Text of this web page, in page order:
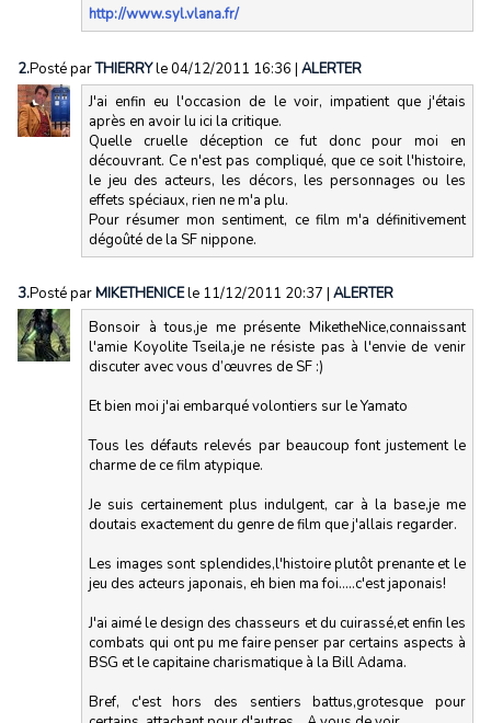
http://www.syl.vlana.fr/
2.Posté parTHIERRYle 04/12/2011 16:36 | ALERTER
J'ai enfin eu l'occasion de le voir, impatient que j'étais
après en avoir lu ici la critique.
Quelle cruelle déception ce fut donc pour moi en
découvrant. Ce n'est pas compliqué, que ce soit l'histoire,
le jeu des acteurs, les décors, les personnages ou les
effets spéciaux, rien ne m'a plu.
Pour résumer mon sentiment, ce film m'a définitivement
dégoûté de la SF nippone.
3.Posté parMIKETHENICEle 11/12/2011 20:37 | ALERTER
Bonsoir à tous,je me présente MiketheNice,connaissant
l'amie Koyolite Tseila,je ne résiste pas à l'envie de venir
discuter avec vous d’œuvres de SF :)
Et bien moi j'ai embarqué volontiers sur le Yamato
Tous les défauts relevés par beaucoup font justement le
charme de ce film atypique.
Je suis certainement plus indulgent, car à la base,je me
doutais exactement du genre de film que j'allais regarder.
Les images sont splendides,l'histoire plutôt prenante et le
jeu des acteurs japonais, eh bien ma foi.....c'est japonais!
J'ai aimé le design des chasseurs et du cuirassé,et enfin les
combats qui ont pu me faire penser par certains aspects à
BSG et le capitaine charismatique à la Bill Adama.
Bref, c'est hors des sentiers battus,grotesque pour